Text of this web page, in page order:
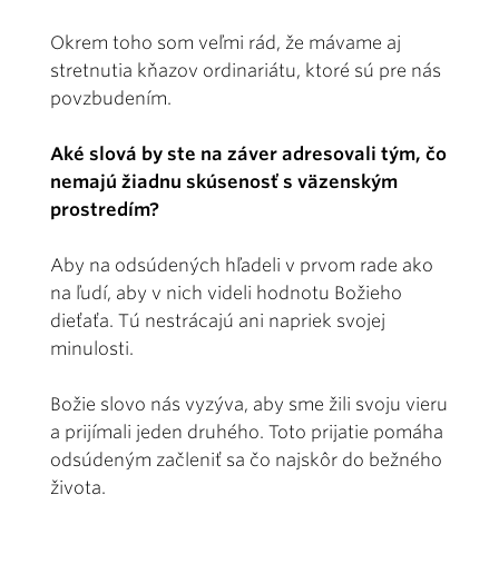
Okrem toho som veľmi rád, že mávame aj
stretnutia kňazov ordinariátu, ktoré sú pre nás
povzbudením.
Aké slová by ste na záver adresovali tým, čo
nemajú žiadnu skúsenosť s väzenským
prostredím?
Aby na odsúdených hľadeli v prvom rade ako
na ľudí, aby v nich videli hodnotu Božieho
dieťaťa. Tú nestrácajú ani napriek svojej
minulosti.
Božie slovo nás vyzýva, aby sme žili svoju vieru
a prijímali jeden druhého. Toto prijatie pomáha
odsúdeným začleniť sa čo najskôr do bežného
života.